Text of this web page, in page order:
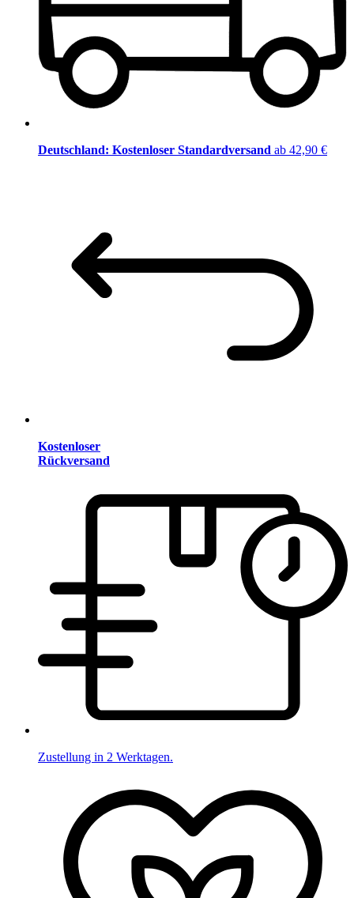
Deutschland: Kostenloser Standardversand ab 42,90 €
Kostenloser
Rückversand
Zustellung in 2 Werktagen.